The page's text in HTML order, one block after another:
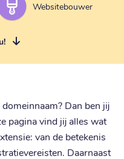
Websitebouwer
Dan ben jij
pagina vind jij alles wat
van de betekenis
Daarnaast